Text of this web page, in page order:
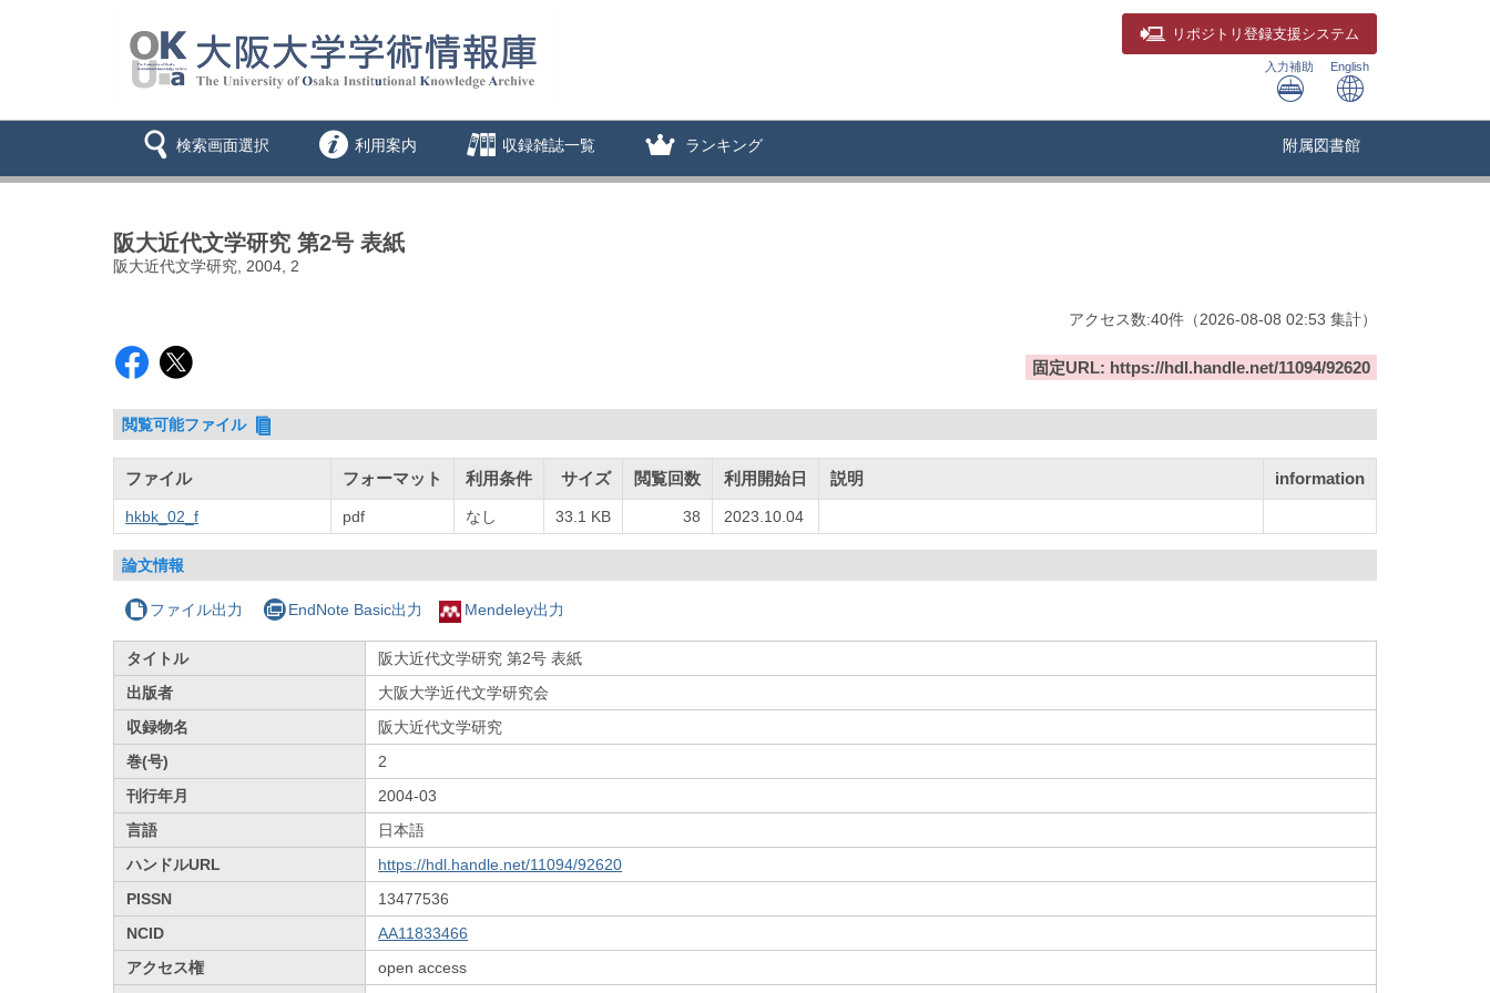
リポジトリ 登録支援システム
入力補助 English
検索画面選択 利用案内 収録雑誌一覧 ランキング 附属図書館
阪大近代文学研究 第2号 表紙
阪大近代文学研究, 2004, 2
アクセス数:40件 （2026-08-08 02:53 集計）
固定URL: https://hdl.handle.net/11094/92620
閲覧可能ファイル
ファイル フォーマット 利用条件 サイズ 閲覧回数 利用開始日 説明 information
hkbk_02_f pdf なし 33.1 KB 38 2023.10.04
論文情報
ファイル出力 EndNote Basic出力 Mendeley出力
タイトル
阪大近代文学研究 第2号 表紙
出版者
大阪大学近代文学研究会
収録物名
阪大近代文学研究
巻(号)
2
刊行年月
2004-03
言語
日本語
ハンドルURL
https://hdl.handle.net/11094/92620
PISSN
13477536
NCID
AA11833466
アクセス権
open access